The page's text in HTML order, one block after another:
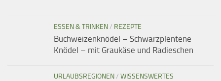
ESSEN & TRINKEN/ REZEPTE
Buchweizenknödel – Schwarzplentene
Knödel – mit Graukäse und Radieschen
URLAUBSREGIONEN/ WISSENSWERTES